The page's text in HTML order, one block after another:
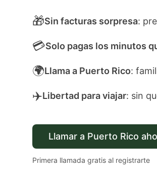
🎁Sin facturas sorpresa:
💳Solo pagas los minutos
🌍Llama a Puerto Rico:
✈️Libertad para viajar: sin
Llamar a Puerto Rico
Primera llamada gratis al registrarte